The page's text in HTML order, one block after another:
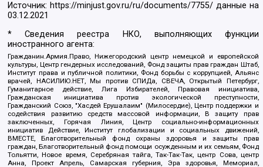
Источник: https://minjust.gov.ru/ru/documents/7755/ данные на
03.12.2021
* Сведения реестра НКО, выполняющих функции
иностранного агента:
Гражданин.Армия.Право, Нижегородский центр немецкой и европейской
культуры, Центр гендерных исследований, Фонд защиты прав граждан Штаб,
Институт права и публичной политики, Фонд борьбы с коррупцией, Альянс
врачей, НАСИЛИЮ.НЕТ, Мы против СПИДа, СВЕЧА, Открытый Петербург,
Гуманитарное действие, Лига Избирателей, Правовая инициатива,
Гражданская инициатива против экологической преступности,
Гражданский Союз, "Хасдей Ерушалаим" (Милосердие), Центр поддержки и
содействия развитию средств массовой информации, В защиту прав
заключенных, Горячая Линия, Центр социально-информационных
инициатив Действие, Институт глобализации и социальных движений,
ВМЕСТЕ, Благотворительный фонд охраны здоровья и защиты прав
граждан, Благотворительный фонд помощи осужденным и их семьям, Фонд
Тольятти, Новое время, Серебряная тайга, Так-Так-Так, центр Сова, центр
Анна, Проект Апрель, Самарская губерния, Эра здоровья, Мемориал,